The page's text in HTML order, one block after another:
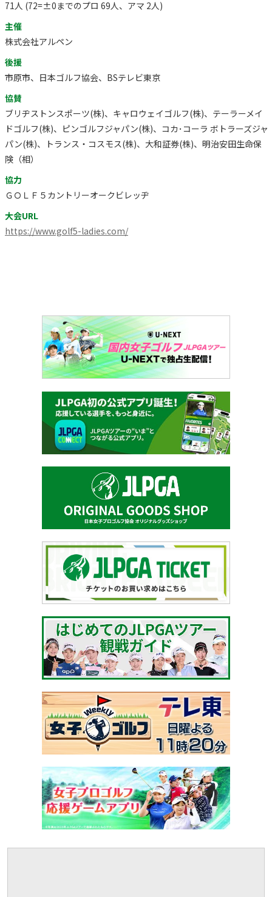
71人 (72=±0までのプロ 69人、アマ 2人)
主催
株式会社アルペン
後援
市原市、日本ゴルフ協会、BSテレビ東京
協賛
ブリヂストンスポーツ(株)、キャロウェイゴルフ(株)、テーラーメイ
ドゴルフ(株)、ピンゴルフジャパン(株)、コカ･コーラ ボトラーズジャ
パン(株)、トランス・コスモス(株)、大和証券(株)、明治安田生命保
険（相）
協力
ＧＯＬＦ５カントリーオークビレッヂ
大会URL
https://www.golf5-ladies.com/